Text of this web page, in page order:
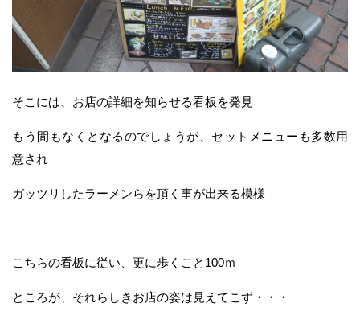
そこには、お店の詳細を知らせる看板を発見
もう間もなくとなるのでしょうが、セットメニューも多数用
意され
ガッツリしたラーメンらを頂く事が出来る模様
こちらの看板に従い、更に歩くこと100ｍ
ところが、それらしきお店の姿は見えてこず・・・